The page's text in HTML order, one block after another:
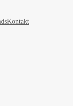
Kontakt